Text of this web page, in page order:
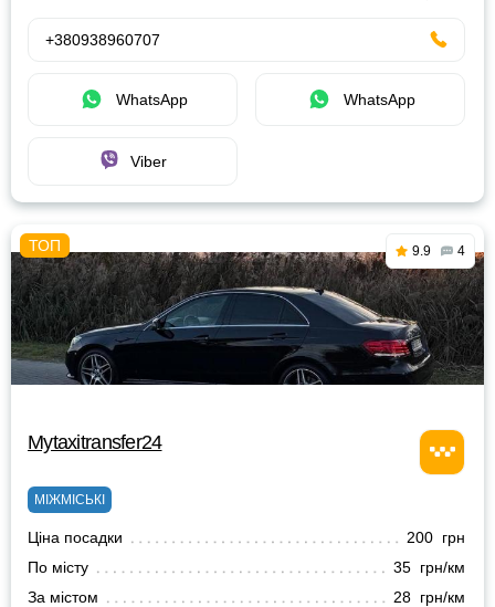
+380938960707
WhatsApp WhatsApp
Viber
9.9 4
Mytaxitransfer24
МІЖМІСЬКІ
Ціна посадки
200 грн
По місту
35 грн/км
За містом
28 грн/км